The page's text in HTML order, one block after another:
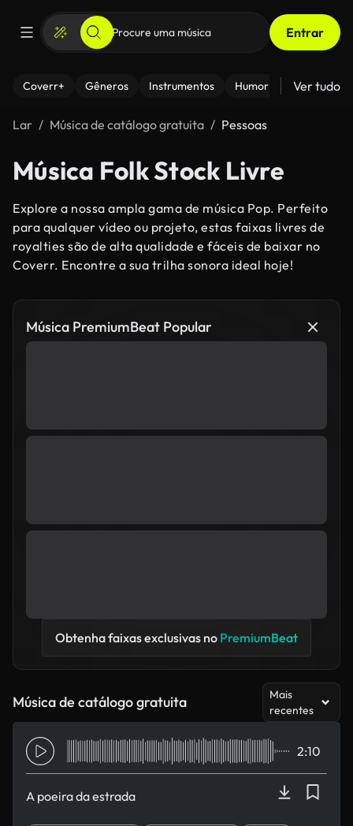
Entrar
Coverr+ Gêneros Instrumentos Humor Ver tudo
Lar Música de catálogo gratuita Pessoas
Música Folk Stock Livre
Explore a nossa ampla gama de música Pop. Perfeito
para qualquer vídeo ou projeto, estas faixas livres de
royalties são de alta qualidade e fáceis de baixar no
Coverr. Encontre a sua trilha sonora ideal hoje!
Música PremiumBeat Popular
Obtenha faixas exclusivas no PremiumBeat
Música de catálogo gratuita
Mais
recentes
A poeira da estrada
2:10